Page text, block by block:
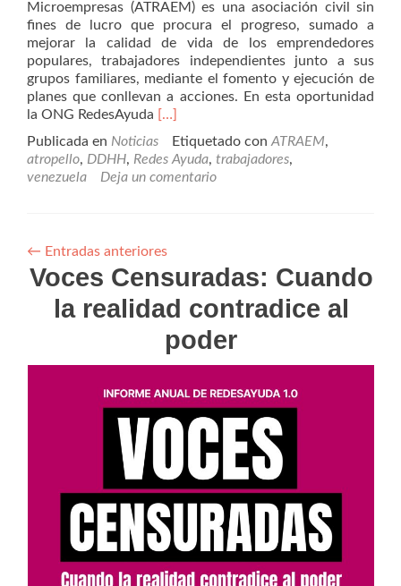
Microempresas (ATRAEM) es una asociación civil sin
fines de lucro que procura el progreso, sumado a
mejorar la calidad de vida de los emprendedores
populares, trabajadores independientes junto a sus
grupos familiares, mediante el fomento y ejecución de
planes que conllevan a acciones. En esta oportunidad
la ONG RedesAyuda Leer
a
los
trabajadores
[…]
Publicada en Noticias Etiquetado con ATRAEM,
atropello, DDHH, Redes Ayuda, trabajadores,
venezuela
Deja un comentario
← Entradas anteriores
Voces Censuradas: Cuando
la realidad contradice al
poder